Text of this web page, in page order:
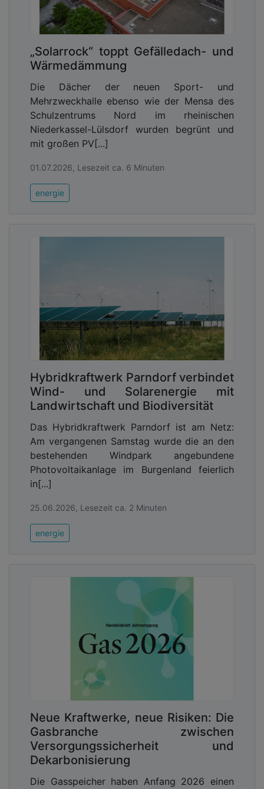
„Solarrock“ toppt Gefälledach- und
Wärmedämmung
Die Dächer der neuen Sport- und
Mehrzweckhalle ebenso wie der Mensa des
Schulzentrums Nord im rheinischen
Niederkassel-Lülsdorf wurden begrünt und
mit großen PV[...]
01.07.2026, Lesezeit ca. 6 Minuten
energie
Hybridkraftwerk Parndorf verbindet
Wind- und Solarenergie mit
Landwirtschaft und Biodiversität
Das Hybridkraftwerk Parndorf ist am Netz:
Am vergangenen Samstag wurde die an den
bestehenden Windpark angebundene
Photovoltaikanlage im Burgenland feierlich
in[...]
25.06.2026, Lesezeit ca. 2 Minuten
energie
Neue Kraftwerke, neue Risiken: Die
Gasbranche zwischen
Versorgungssicherheit und
Dekarbonisierung
Die Gasspeicher haben Anfang 2026 einen